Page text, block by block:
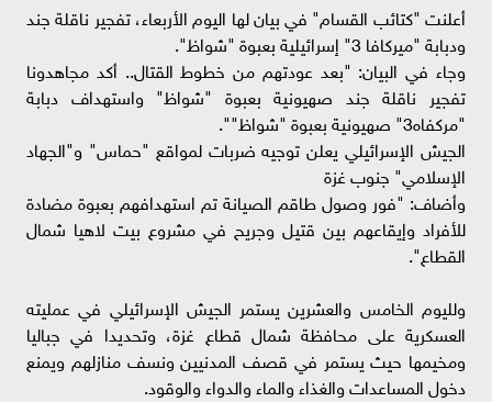
أعلنت "كتائب القسام" في بيان لها اليوم الأربعاء، تفجير ناقلة جند
ودبابة "ميركافا 3" إسرائيلية بعبوة "شواظ".
وجاء في البيان: "بعد عودتهم من خطوط القتال.. أكد مجاهدونا
تفجير ناقلة جند صهيونية بعبوة "شواظ" واستهداف دبابة
"مركفاه3" صهيونية بعبوة "شواظ"".
الجيش الإسرائيلي يعلن توجيه ضربات لمواقع "حماس" و"الجهاد
الإسلامي" جنوب غزة
وأضاف: "فور وصول طاقم الصيانة تم استهدافهم بعبوة مضادة
للأفراد وإيقاعهم بين قتيل وجريح في مشروع بيت لاهيا شمال
القطاع".
ولليوم الخامس والعشرين يستمر الجيش الإسرائيلي في عمليته
العسكرية على محافظة شمال قطاع غزة، وتحديدا في جباليا
ومخيمها حيث يستمر في قصف المدنيين ونسف منازلهم ويمنع
دخول المساعدات والغذاء والماء والدواء والوقود.